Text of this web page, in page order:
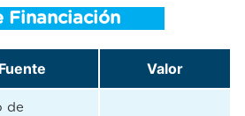
Financiación
Fuente Valor
de